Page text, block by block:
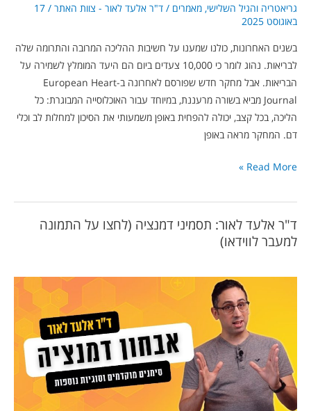
ד"ר אלעד לאור: תסמיני דמנציה (לחצו על התמונה
למעבר לווידאו)
גריאטריה והגיל השלישי, מאמרים / ד"ר אלעד לאור - צוות האתר /
17
באוגוסט 2025
בשנים האחרונות, כולנו שמענו על חשיבות ההליכה המרובה והתרומה שלה
לבריאות. נהוג לומר כי 10,000 צעדים ביום הם היעד המומלץ לשמירה על
הבריאות. אבל מחקר חדש שפורסם לאחרונה ב-European Heart
Journal מביא בשורה מרעננת, במיוחד עבור האוכלוסייה המבוגרת: כל
הליכה, בכל קצב, יכולה להפחית באופן משמעותי את הסיכון למחלות לב וכלי
דם. המחקר מראה באופן
Read More »